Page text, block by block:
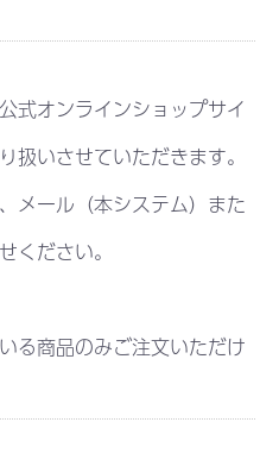
オンラインショップサイ
扱いさせていただきます。
メール（本システム）また
ください。
る商品のみご注文いただけ